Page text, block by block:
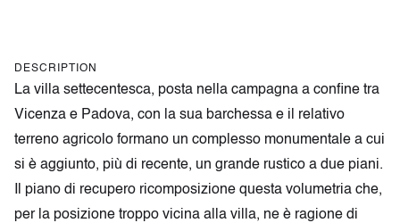
DESCRIPTION
La villa settecentesca, posta nella campagna a confine tra
Vicenza e Padova, con la sua barchessa e il relativo
terreno agricolo formano un complesso monumentale a cui
si è aggiunto, più di recente, un grande rustico a due piani.
Il piano di recupero ricomposizione questa volumetria che,
per la posizione troppo vicina alla villa, ne è ragione di